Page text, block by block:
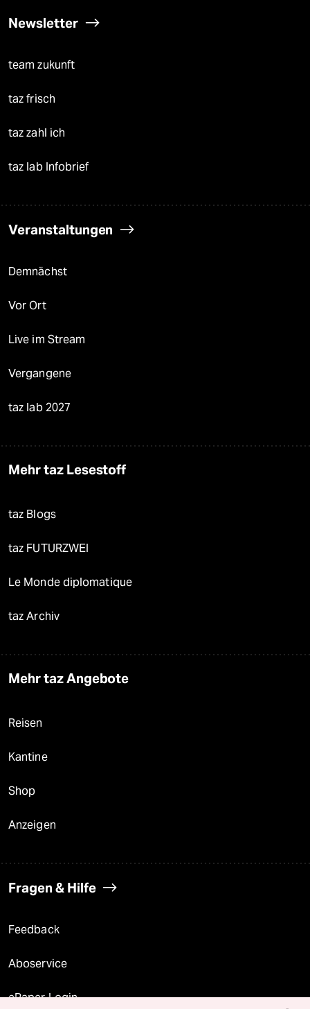
Newsletter
team zukunft
taz frisch
taz zahl ich
taz lab Infobrief
Veranstaltungen
Demnächst
Vor Ort
Live im Stream
Vergangene
taz lab 2027
Mehr taz Lesestoff
taz Blogs
taz FUTURZWEI
Le Monde diplomatique
taz Archiv
Mehr taz Angebote
Reisen
Kantine
Shop
Anzeigen
Fragen & Hilfe
Feedback
Aboservice
ePaper Login